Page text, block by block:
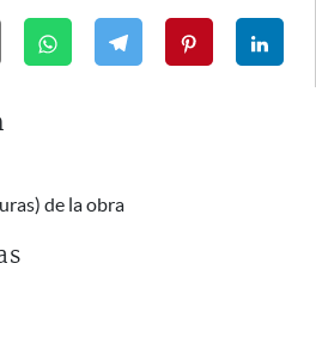
de la obra